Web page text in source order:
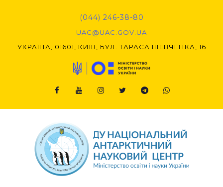
(044) 246-38-80
UAC@UAC.GOV.UA​​
УКРАЇНА, 01601, КИЇВ, БУЛ. ТАРАСА ШЕВЧЕНКА, 16